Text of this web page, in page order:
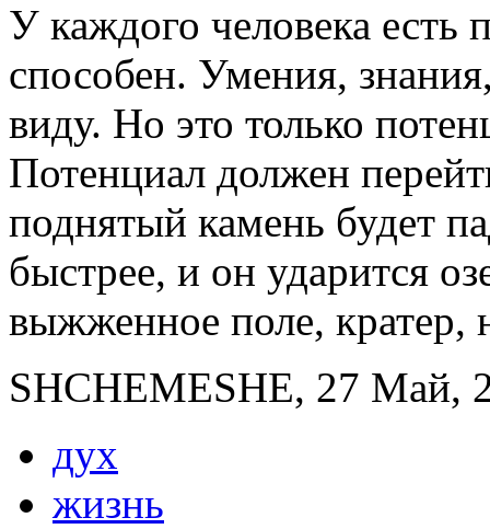
У каждого человека есть
способен. Умения,
виду. Но это только
Потенциал должен
поднятый камень будет
быстрее, и он ударится
выжженное поле, кратер,
SHCHEMESHE, 27 Май,
дух
жизнь